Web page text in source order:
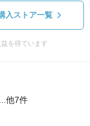
入ストア一覧
を得ています
...他7件